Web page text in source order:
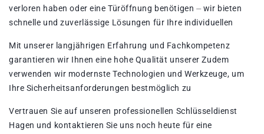
verloren haben oder eine Türöffnung benötigen ⏤ wir bieten
schnelle und zuverlässige Lösungen für Ihre individuellen
Mit unserer langjährigen Erfahrung und Fachkompetenz
garantieren wir Ihnen eine hohe Qualität unserer Zudem
verwenden wir modernste Technologien und Werkzeuge, um
Ihre Sicherheitsanforderungen bestmöglich zu
Vertrauen Sie auf unseren professionellen Schlüsseldienst
Hagen und kontaktieren Sie uns noch heute für eine